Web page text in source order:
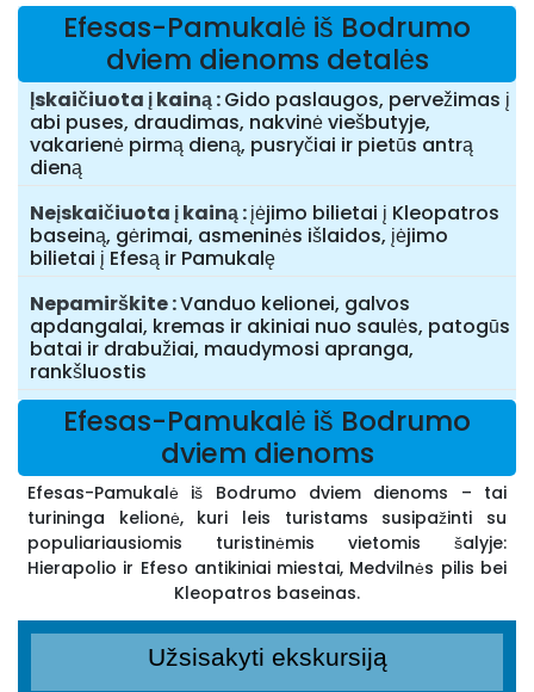
Efesas-Pamukalė iš Bodrumo
dviem dienoms detalės
Įskaičiuota į kainą Gido paslaugos, pervežimas į
abi puses, draudimas, nakvinė viešbutyje,
vakarienė pirmą dieną, pusryčiai ir pietūs antrą
dieną
Neįskaičiuota į kainą įėjimo bilietai į Kleopatros
baseiną, gėrimai, asmeninės išlaidos, įėjimo
bilietai į Efesą ir Pamukalę
Nepamirškite Vanduo kelionei, galvos
apdangalai, kremas ir akiniai nuo saulės, patogūs
batai ir drabužiai, maudymosi apranga,
rankšluostis
Efesas-Pamukalė iš Bodrumo
dviem dienoms
Efesas-Pamukalė iš Bodrumo dviem dienoms – tai
turininga kelionė, kuri leis turistams susipažinti su
populiariausiomis turistinėmis vietomis šalyje:
Hierapolio ir Efeso antikiniai miestai, Medvilnės pilis bei
Kleopatros baseinas.
Užsisakyti ekskursiją